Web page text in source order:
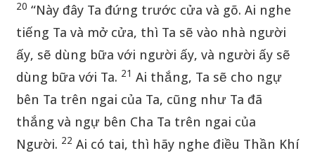
20 “Này đây Ta đứng trước cửa và gõ. Ai nghe
tiếng Ta và mở cửa, thì Ta sẽ vào nhà người
ấy, sẽ dùng bữa với người ấy, và người ấy sẽ
dùng bữa với Ta. 21 Ai thắng, Ta sẽ cho ngự
bên Ta trên ngai của Ta, cũng như Ta đã
thắng và ngự bên Cha Ta trên ngai của
Người. 22 Ai có tai, thì hãy nghe điều Thần Khí